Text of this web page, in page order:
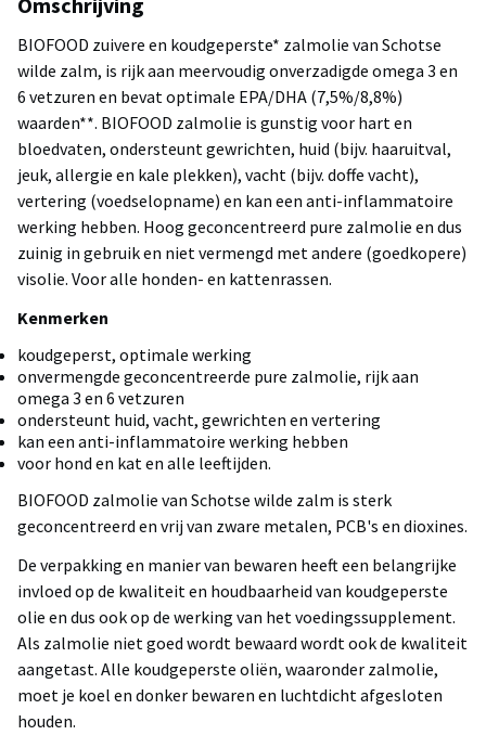
BIOFOOD zuivere en koudgeperste* zalmolie van Schotse
wilde zalm, is rijk aan meervoudig onverzadigde omega 3 en
6 vetzuren en bevat optimale EPA/DHA (7,5%/8,8%)
waarden**. BIOFOOD zalmolie is gunstig voor hart en
bloedvaten, ondersteunt gewrichten, huid (bijv. haaruitval,
jeuk, allergie en kale plekken), vacht (bijv. doffe vacht),
vertering (voedselopname) en kan een anti-inflammatoire
werking hebben. Hoog geconcentreerd pure zalmolie en dus
zuinig in gebruik en niet vermengd met andere (goedkopere)
visolie. Voor alle honden- en kattenrassen.
Kenmerken
koudgeperst, optimale werking
onvermengde geconcentreerde pure zalmolie, rijk aan
omega 3 en 6 vetzuren
ondersteunt huid, vacht, gewrichten en vertering
kan een anti-inflammatoire werking hebben
voor hond en kat en alle leeftijden.
BIOFOOD zalmolie van Schotse wilde zalm is sterk
geconcentreerd en vrij van zware metalen, PCB's en dioxines.
De verpakking en manier van bewaren heeft een belangrijke
invloed op de kwaliteit en houdbaarheid van koudgeperste
olie en dus ook op de werking van het voedingssupplement.
Als zalmolie niet goed wordt bewaard wordt ook de kwaliteit
aangetast. Alle koudgeperste oliën, waaronder zalmolie,
moet je koel en donker bewaren en luchtdicht afgesloten
houden.